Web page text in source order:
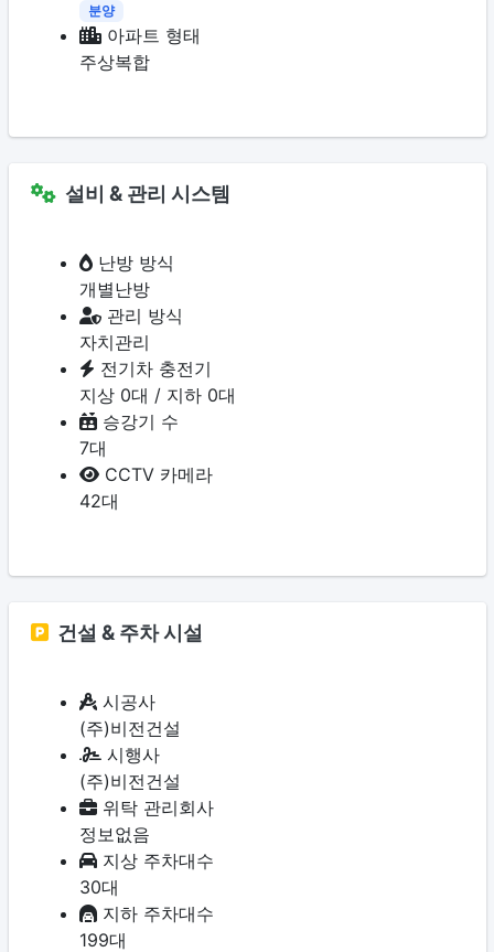
분양
아파트 형태
주상복합
설비 & 관리 시스템
난방 방식
개별난방
관리 방식
자치관리
전기차 충전기
지상 0대 / 지하 0대
승강기 수
7대
CCTV 카메라
42대
건설 & 주차 시설
시공사
(주)비전건설
시행사
(주)비전건설
위탁 관리회사
정보없음
지상 주차대수
30대
지하 주차대수
199대